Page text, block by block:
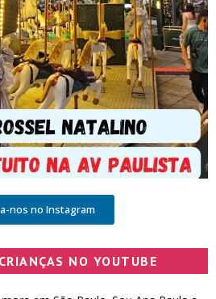
nos no Instagram
NO YOUTUBE